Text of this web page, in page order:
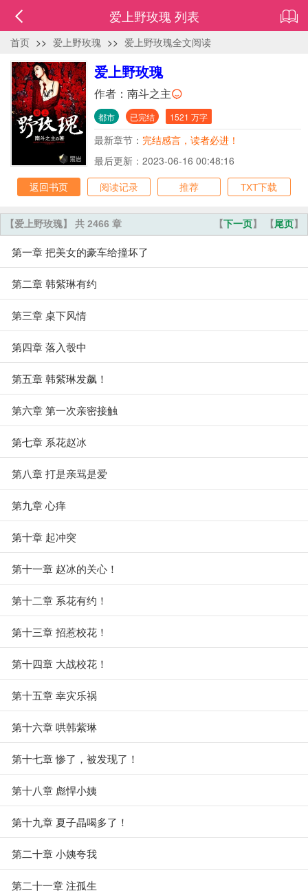
爱上野玫瑰 列表
首页 >> 爱上野玫瑰 >> 爱上野玫瑰全文阅读
爱上野玫瑰
作者： 南斗之主
都市 已完结 1521 万字
最新章节： 完结感言，读者必进！
最后更新：2023-06-16 00:48:16
返回书页
阅读记录 推荐 TXT下载
【下一页】 【尾页】
【爱上野玫瑰】 共 2466 章
第一章 把美女的豪车给撞坏了
第二章 韩紫琳有约
第三章 桌下风情
第四章 落入彀中
第五章 韩紫琳发飙！
第六章 第一次亲密接触
第七章 系花赵冰
第八章 打是亲骂是爱
第九章 心痒
第十章 起冲突
第十一章 赵冰的关心！
第十二章 系花有约！
第十三章 招惹校花！
第十四章 大战校花！
第十五章 幸灾乐祸
第十六章 哄韩紫琳
第十七章 惨了，被发现了！
第十八章 彪悍小姨
第十九章 夏子晶喝多了！
第二十章 小姨夸我
第二十一章 注孤生